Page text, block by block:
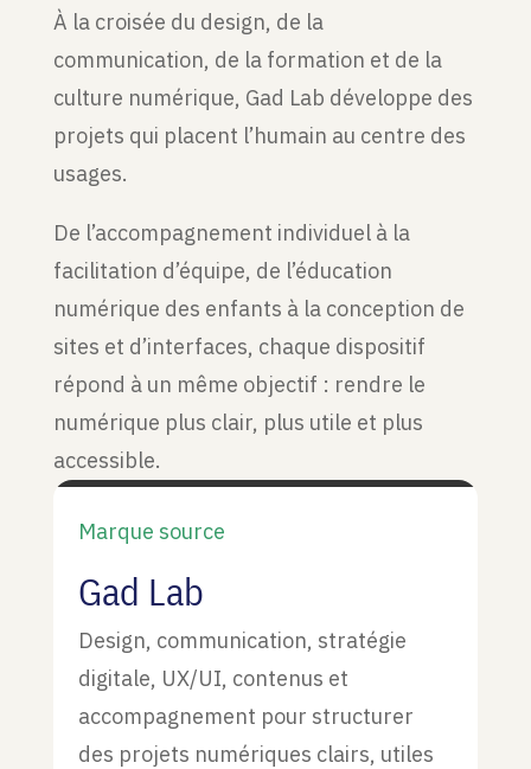
À la croisée du design, de la
communication, de la formation et de la
culture numérique, Gad Lab développe des
projets qui placent l’humain au centre des
usages.
De l’accompagnement individuel à la
facilitation d’équipe, de l’éducation
numérique des enfants à la conception de
sites et d’interfaces, chaque dispositif
répond à un même objectif : rendre le
numérique plus clair, plus utile et plus
accessible.
Marque source
Gad Lab
Design, communication, stratégie
digitale, UX/UI, contenus et
accompagnement pour structurer
des projets numériques clairs, utiles